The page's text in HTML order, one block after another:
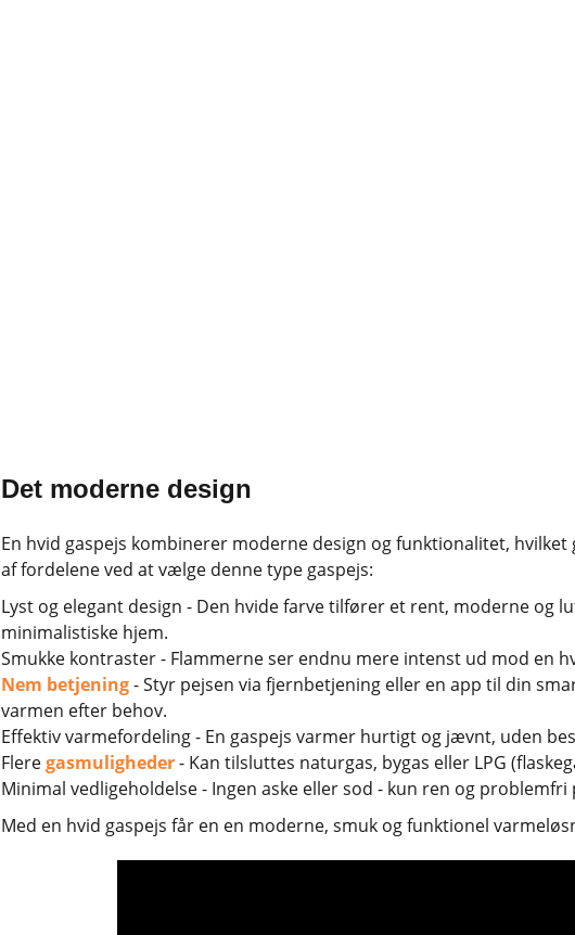
Det moderne design
En hvid gaspejs kombinerer moderne design og funktionalitet,
af fordelene ved at vælge denne type gaspejs:
Lyst og elegant design - Den hvide farve tilfører et rent, moderne og
minimalistiske hjem.
Smukke kontraster - Flammerne ser endnu mere intenst ud mod en
Nem betjening- Styr pejsen via fjernbetjening eller en app til din
varmen efter behov.
Effektiv varmefordeling - En gaspejs varmer hurtigt og jævnt, uden
Fleregasmuligheder- Kan tilsluttes naturgas, bygas eller LPG
Minimal vedligeholdelse - Ingen aske eller sod - kun ren og problemfri
Med en hvid gaspejs får en en moderne, smuk og funktionel